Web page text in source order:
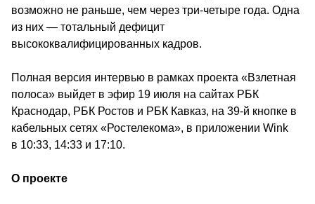
возможно не раньше, чем через три-четыре года. Одна
из них — тотальный дефицит
высококвалифицированных кадров.
Полная версия интервью в рамках проекта «Взлетная
полоса» выйдет в эфир 19 июля на сайтах РБК
Краснодар, РБК Ростов и РБК Кавказ, на 39-й кнопке в
кабельных сетях «Ростелекома», в приложении Wink
в 10:33, 14:33 и 17:10.
О проекте